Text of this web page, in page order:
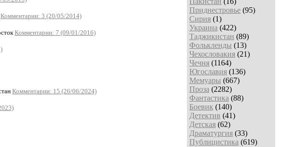
Приднестровье (95)
Сирия (1)
Украина (422)
Таджикистан (89)
Фолькленды (13)
Чехословакия (21)
Чечня (1164)
Югославия (136)
Мемуары (667)
Проза (2282)
Фантастика (88)
Боевик (140)
Детектив (41)
Детская (62)
Драматургия (33)
Публицистика (619)
Комментарии: 3 (20/05/2014)
Комментарии: 7 (09/01/2016)
Комментарии: 15 (26/06/2024)